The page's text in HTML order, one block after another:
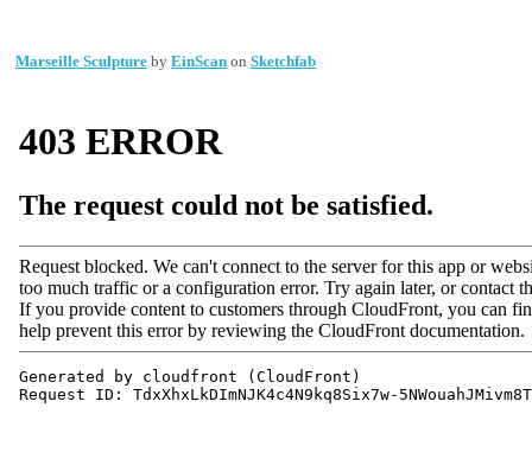
Marseille Sculpture by EinScan on Sketchfab